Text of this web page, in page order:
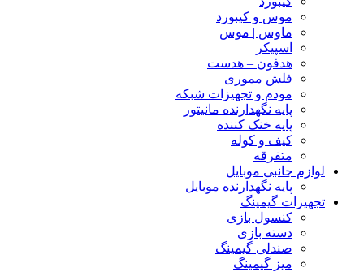
موس و کیبورد
ماوس | موس
اسپیکر
هدفون – هدست
فلش مموری
مودم و تجهیزات شبکه
پایه نگهدارنده مانیتور
پایه خنک کننده
کیف و کوله
متفرقه
لوازم جانبی موبایل
پایه نگهدارنده موبایل
تجهیزات گیمینگ
کنسول بازی
دسته بازی
صندلی گیمینگ
میز گیمینگ